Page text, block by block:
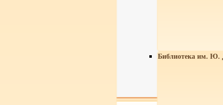
Библиотека им. Ю.